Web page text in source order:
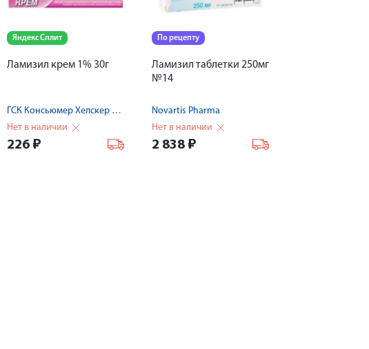
Яндекс Сплит
Ламизил крем 1% 30г
ГСК Консьюмер Хелскер С.А.
Нет в наличии
226 ₽
По рецепту
Ламизил таблетки 250мг
№14
Novartis Pharma
Нет в наличии
2 838 ₽